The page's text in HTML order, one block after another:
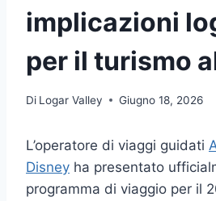
implicazioni
per il turismo
Di Logar Valley Giugno 18, 2026
L’operatore di viaggi guidati
Disney ha presentato
programma di viaggio per il